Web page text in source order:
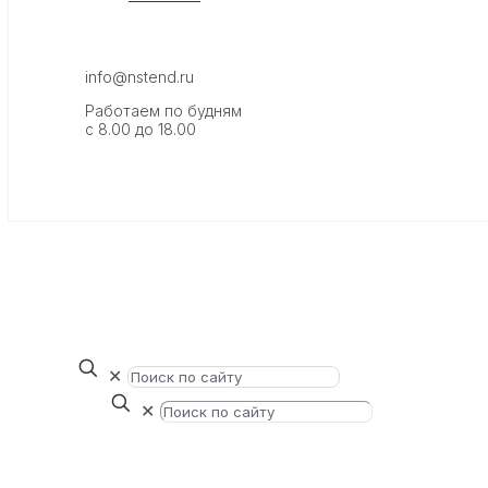
info@nstend.ru
Работаем по будням
с 8.00 до 18.00
✕
✕